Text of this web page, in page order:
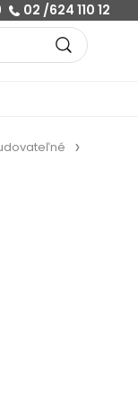
02 /624 110 12